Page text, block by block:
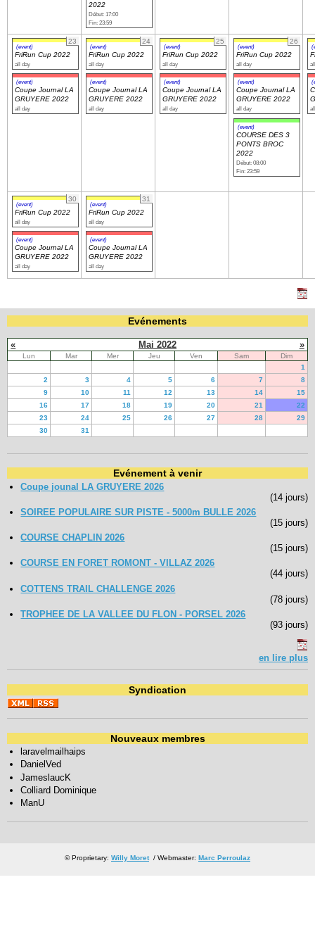
2022
Début: 17:00
Fin: 23:59
23
(event)
FriRun Cup 2022
all day
(event)
Coupe Journal LA
GRUYERE 2022
all day
24
(event)
FriRun Cup 2022
all day
(event)
Coupe Journal LA
GRUYERE 2022
all day
25
(event)
FriRun Cup 2022
all day
(event)
Coupe Journal LA
GRUYERE 2022
all day
26
(event)
FriRun Cup 2022
all day
(event)
Coupe Journal LA
GRUYERE 2022
all day
(event)
COURSE DES 3
PONTS BROC
2022
Début: 08:00
Fin: 23:59
30
(event)
FriRun Cup 2022
all day
(event)
Coupe Journal LA
GRUYERE 2022
all day
31
(event)
FriRun Cup 2022
all day
(event)
Coupe Journal LA
GRUYERE 2022
all day
Evénements
« Mai 2022 »
Lun Mar Mer Jeu Ven Sam
Dim
1
2
3 4 5 6 7
8
9
10 11 12 13 14
15
16
17 18 19 20 21
22
23
24 25 26 27 28
29
30
31
Evénement à venir
Coupe jounal LA GRUYERE 2026
(14 jours)
SOIREE POPULAIRE SUR PISTE - 5000m BULLE 2026
(15 jours)
COURSE CHAPLIN 2026
(15 jours)
COURSE EN FORET ROMONT - VILLAZ 2026
(44 jours)
COTTENS TRAIL CHALLENGE 2026
(78 jours)
TROPHEE DE LA VALLEE DU FLON - PORSEL 2026
(93 jours)
en lire plus
Syndication
Nouveaux membres
laravelmailhaips
DanielVed
JameslaucK
Colliard Dominique
ManU
© Proprietary: Willy Moret/ Webmaster: Marc Perroulaz